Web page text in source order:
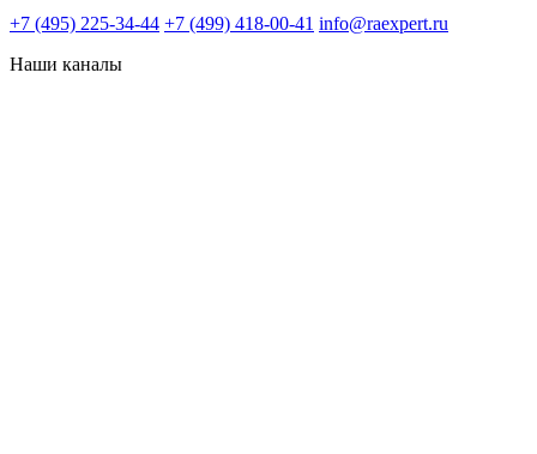
+7 (495) 225-34-44 +7 (499) 418-00-41 info@raexpert.ru
Наши каналы